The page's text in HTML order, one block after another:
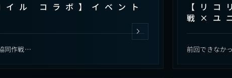
イル コラボ】イベント
同作戦…
【リ
戦×ユ
前回できなか